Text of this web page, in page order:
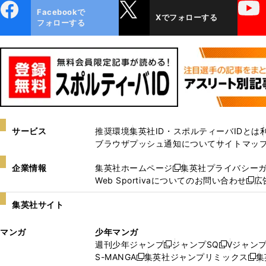
ok
Facebookで
フォローする
Xでフォローする
YouTube
サービス 推奨環境集英社ID・スポルティーバIDとは
ブラウザプッシュ通知についてサイトマッ
企業情報 集英社ホームページ
新
し
い
ド
ウ
集英社プライバシー
Web Sportivaについてのお問い合わせ
新
し
ン
ド
広
集英社サイト
マンガ
少年マンガ
週刊少年ジャンプ
新
し
ジャンプSQ
新
し
Vジャン
S-MANGA
新 集英社ジャンプリミックス
新 集